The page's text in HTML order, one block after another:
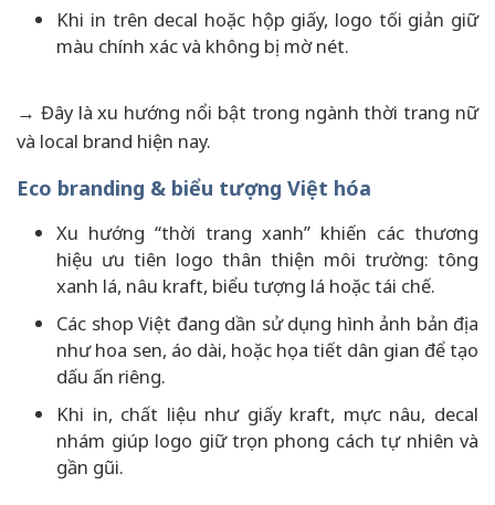
Khi in trên decal hoặc hộp giấy, logo tối giản giữ
màu chính xác và không bị mờ nét.
→ Đây là xu hướng nổi bật trong ngành thời trang nữ
và local brand hiện nay.
Eco branding & biểu tượng Việt hóa
Xu hướng “thời trang xanh” khiến các thương
hiệu ưu tiên logo thân thiện môi trường: tông
xanh lá, nâu kraft, biểu tượng lá hoặc tái chế.
Các shop Việt đang dần sử dụng hình ảnh bản địa
như hoa sen, áo dài, hoặc họa tiết dân gian để tạo
dấu ấn riêng.
Khi in, chất liệu như giấy kraft, mực nâu, decal
nhám giúp logo giữ trọn phong cách tự nhiên và
gần gũi.